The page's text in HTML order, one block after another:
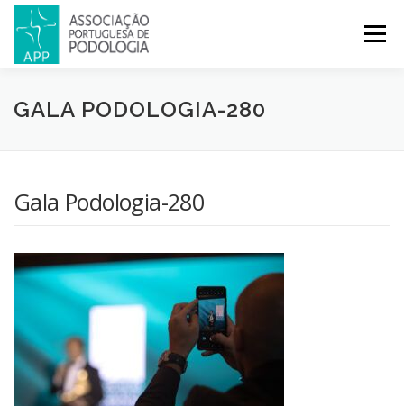
Menu
APP PODOLOGIA LICENCIATURA EM PODOLOGIA
GALA PODOLOGIA-280
Gala Podologia-280